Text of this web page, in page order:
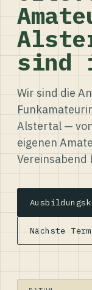
sind
Wir sind die
Alstertal —
eigenen
Vereinsabend
Nächste